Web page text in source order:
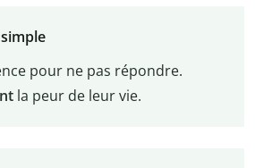
pour ne pas répondre.
la peur de leur vie.